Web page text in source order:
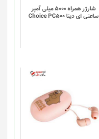
شارژر همراه 5000 میلی آمپر
ساعتی ای دیتا Choice PC500